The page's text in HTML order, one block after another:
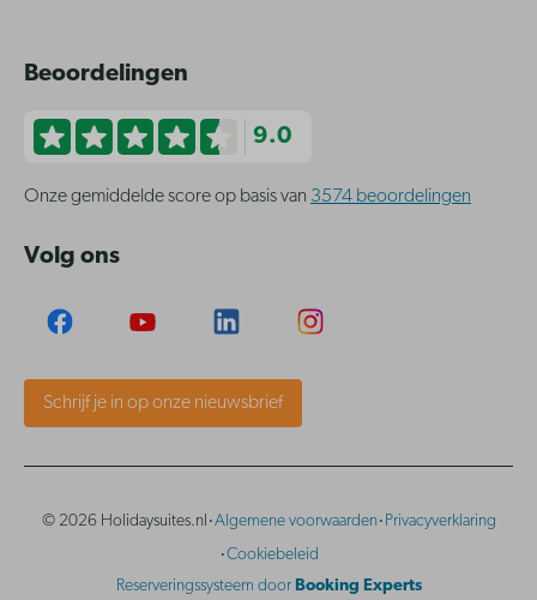
Beoordelingen
9.0
Onze gemiddelde score op basis van 3574 beoordelingen
Volg ons
Schrijf je in op onze nieuwsbrief
© 2026 Holidaysuites.nl ·Algemene voorwaarden· Privacyverklaring
·Cookiebeleid
Reserveringssysteem door Booking Experts